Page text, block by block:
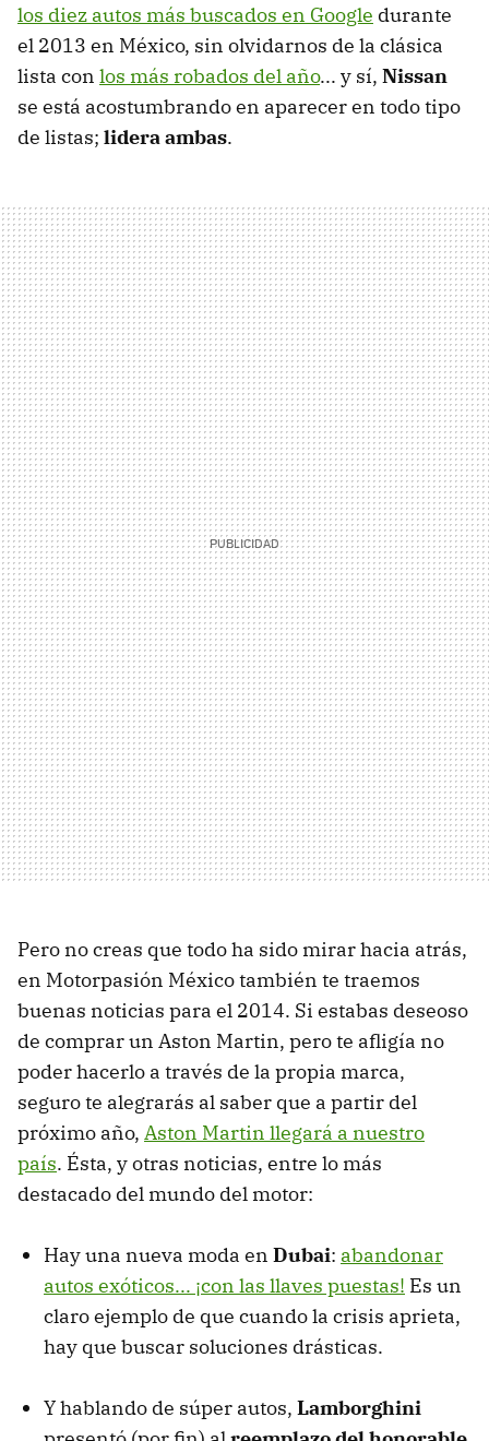
los diez autos más buscados en Google durante
el 2013 en México, sin olvidarnos de la clásica
lista con los más robados del año... y sí, Nissan
se está acostumbrando en aparecer en todo tipo
de listas; lidera ambas.
Pero no creas que todo ha sido mirar hacia atrás,
en Motorpasión México también te traemos
buenas noticias para el 2014. Si estabas deseoso
de comprar un Aston Martin, pero te afligía no
poder hacerlo a través de la propia marca,
seguro te alegrarás al saber que a partir del
próximo año, Aston Martin llegará a nuestro
país. Ésta, y otras noticias, entre lo más
destacado del mundo del motor:
Hay una nueva moda en Dubai: abandonar
autos exóticos... ¡con las llaves puestas! Es un
claro ejemplo de que cuando la crisis aprieta,
hay que buscar soluciones drásticas.
Y hablando de súper autos, Lamborghini